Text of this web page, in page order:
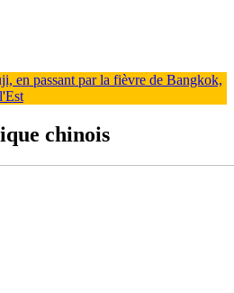
en passant par la fièvre de Bangkok,
chinois